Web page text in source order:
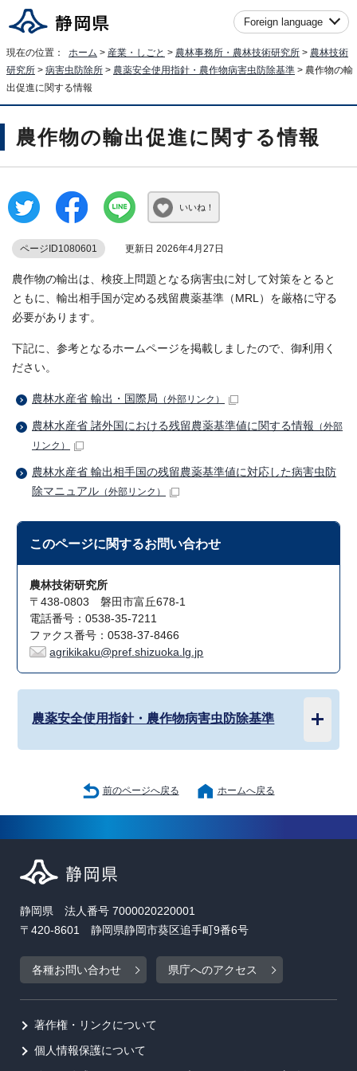
Foreign language
現在の位置： ホーム > 産業・しごと > 農林事務所・農林技術研究所 > 農林技術
研究所 > 病害虫防除所 > 農薬安全使用指針・農作物病害虫防除基準 > 農作物の輸
出促進に関する情報
農作物の輸出促進に関する情報
いいね！
ページID1080601 更新日 2026年4月27日
農作物の輸出は、検疫上問題となる病害虫に対して対策をとると
ともに、輸出相手国が定める残留農薬基準（MRL）を厳格に守る
必要があります。
下記に、参考となるホームページを掲載しましたので、御利用く
ださい。
農林水産省 輸出・国際局 （外部リンク）
農林水産省 諸外国における残留農薬基準値に関する情報 （外部
リンク）
農林水産省 輸出相手国の残留農薬基準値に対応した病害虫防
除マニュアル （外部リンク）
このページに関するお問い合わせ
農林技術研究所
〒438-0803 磐田市富丘678-1
電話番号：0538-35-7211
ファクス番号：0538-37-8466
agrikikaku@pref.shizuoka.lg.jp
農薬安全使用指針・農作物病害虫防除基準
前のページへ戻る ホームへ戻る
静岡県 法人番号 7000020220001
〒420-8601 静岡県静岡市葵区追手町9番6号
各種お問い合わせ 県庁へのアクセス
著作権・リンクについて
個人情報保護について